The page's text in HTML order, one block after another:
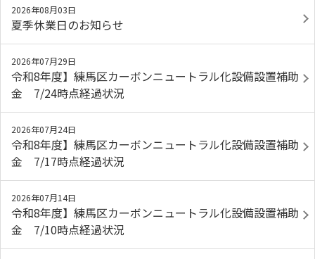
2026年08月03日
夏季休業日のお知らせ
2026年07月29日
令和8年度】練馬区カーボンニュートラル化設備設置補助
金 7/24時点経過状況
2026年07月24日
令和8年度】練馬区カーボンニュートラル化設備設置補助
金 7/17時点経過状況
2026年07月14日
令和8年度】練馬区カーボンニュートラル化設備設置補助
金 7/10時点経過状況